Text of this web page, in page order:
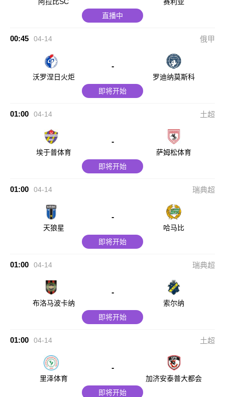
直播中
00:45 04-14 俄甲
沃罗涅日火炬
-
罗迪纳莫斯科
即将开始
01:00 04-14 土超
埃于普体育
-
萨姆松体育
即将开始
01:00 04-14 瑞典超
天狼星
-
哈马比
即将开始
01:00 04-14 瑞典超
布洛马波卡纳
-
索尔纳
即将开始
01:00 04-14 土超
里泽体育
-
加济安泰普大都会
即将开始